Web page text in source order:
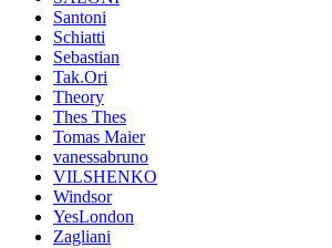
Santoni
Schiatti
Sebastian
Tak.Ori
Theory
Thes Thes
Tomas Maier
vanessabruno
VILSHENKO
Windsor
YesLondon
Zagliani